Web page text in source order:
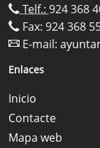
Telf.: 924 368
Fax: 924 368
E-mail:
Enlaces
Inicio
Contacte
Mapa web